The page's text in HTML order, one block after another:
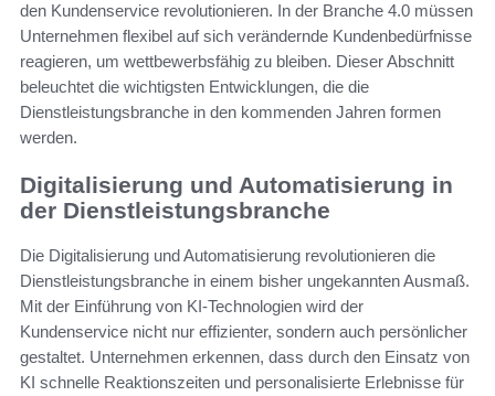
den Kundenservice revolutionieren. In der Branche 4.0 müssen
Unternehmen flexibel auf sich verändernde Kundenbedürfnisse
reagieren, um wettbewerbsfähig zu bleiben. Dieser Abschnitt
beleuchtet die wichtigsten Entwicklungen, die die
Dienstleistungsbranche in den kommenden Jahren formen
werden.
Digitalisierung und Automatisierung in
der Dienstleistungsbranche
Die Digitalisierung und Automatisierung revolutionieren die
Dienstleistungsbranche in einem bisher ungekannten Ausmaß.
Mit der Einführung von KI-Technologien wird der
Kundenservice nicht nur effizienter, sondern auch persönlicher
gestaltet. Unternehmen erkennen, dass durch den Einsatz von
KI schnelle Reaktionszeiten und personalisierte Erlebnisse für